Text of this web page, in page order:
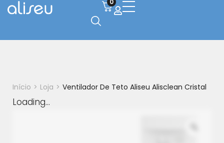
0
Início > Loja > Ventilador De Teto Aliseu Alisclean Cristal
Loading...